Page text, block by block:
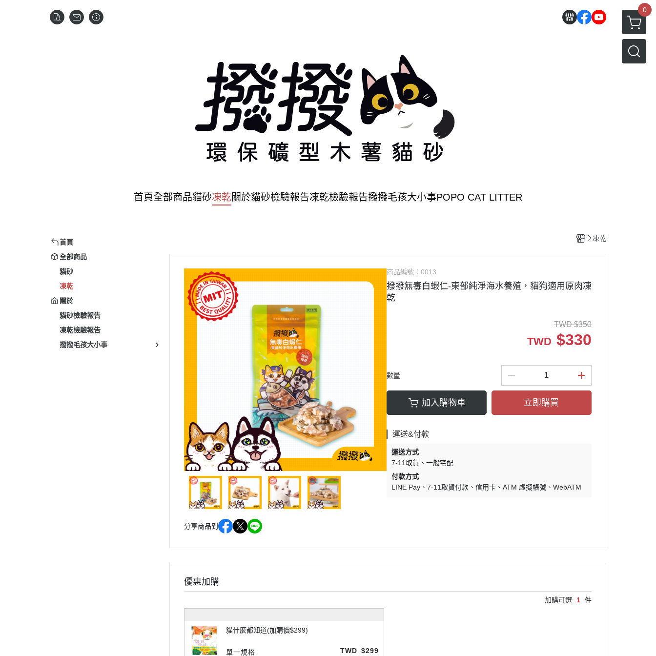
0
首頁全部商品貓砂凍乾關於貓砂檢驗報告凍乾檢驗報告撥撥毛孩大小事POPO CAT LITTER
首頁
全部商品
貓砂
凍乾
關於
貓砂檢驗報告
凍乾檢驗報告
撥撥毛孩大小事
凍乾
分享商品到
商品編號：0013
撥撥無毒白蝦仁-東部純淨海水養殖，貓狗適用原肉凍
乾
TWD $350
TWD $330
數量
加入購物車 立即購買
運送&付款
運送方式
7-11取貨
一般宅配
付款方式
LINE Pay
7-11取貨付款 信用卡 ATM 虛擬帳號 WebATM
優惠加購
加購可選 1 件
貓什麼都知道(加購價$299)
單一規格 TWD $299